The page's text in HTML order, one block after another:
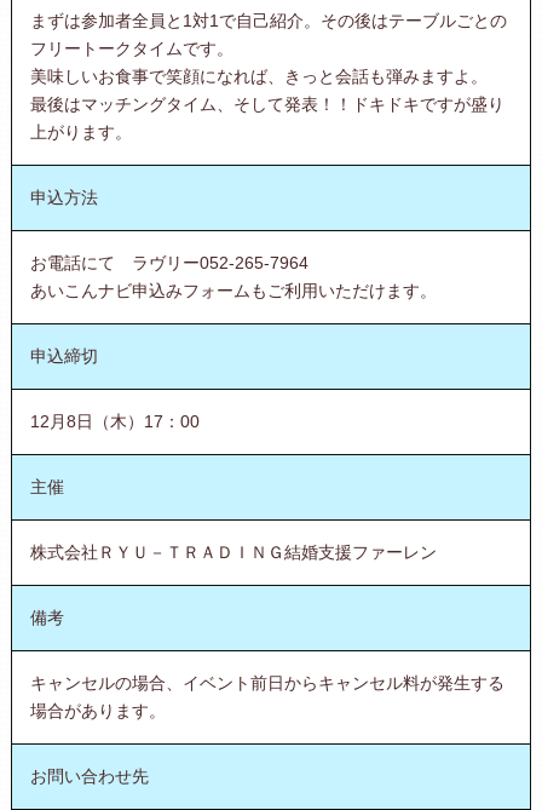
まずは参加者全員と1対1で自己紹介。その後はテーブルごとの
フリートークタイムです。
美味しいお食事で笑顔になれば、きっと会話も弾みますよ。
最後はマッチングタイム、そして発表！！ドキドキですが盛り
上がります。
申込方法
お電話にて ラヴリー052-265-7964
あいこんナビ申込みフォームもご利用いただけます。
申込締切
12月8日（木）17：00
主催
株式会社ＲＹＵ－ＴＲＡＤＩＮＧ結婚支援ファーレン
備考
キャンセルの場合、イベント前日からキャンセル料が発生する
場合があります。
お問い合わせ先